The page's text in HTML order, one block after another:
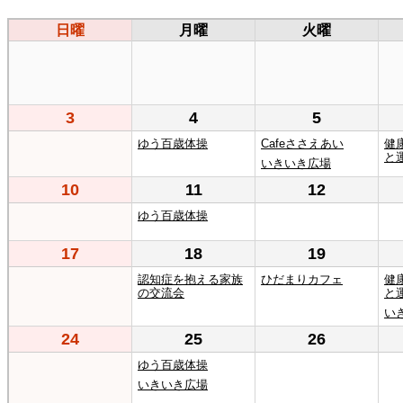
日曜 月曜 火曜
3 4
ゆう百歳体操
5
Cafeささえあい
いきいき広場
健
と
10 11
ゆう百歳体操
12
17 18
認知症を抱える家族
の交流会
19
ひだまりカフェ
健
と
い
24 25
ゆう百歳体操
いきいき広場
26